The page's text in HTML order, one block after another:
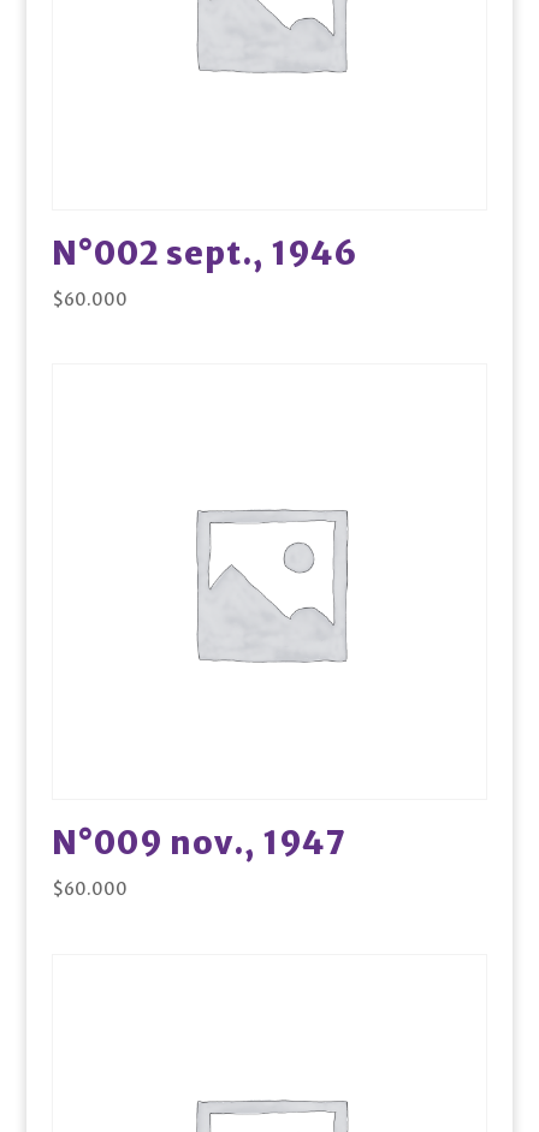
N°002 sept., 1946
$60.000
N°009 nov., 1947
$60.000